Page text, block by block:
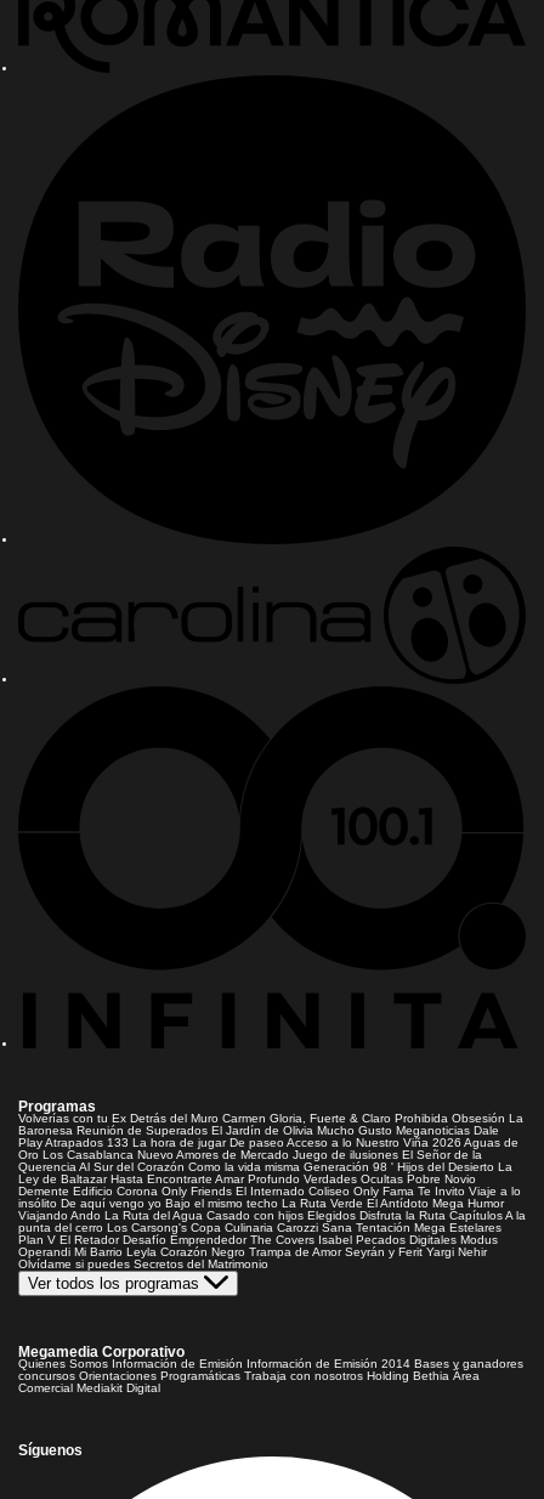
Programas
Volverías con tu Ex Detrás del Muro Carmen Gloria, Fuerte & Claro Prohibida Obsesión La
Baronesa Reunión de Superados El Jardín de Olivia Mucho Gusto Meganoticias Dale
PlayAtrapados 133 La hora de jugar De paseoAcceso a lo Nuestro Viña 2026 Aguas de
Oro Los Casablanca Nuevo Amores de Mercado Juego de ilusiones El Señor de la
Querencia Al Sur del Corazón Como la vida misma Generación 98 ' Hijos del Desierto La
Ley de Baltazar Hasta Encontrarte Amar Profundo Verdades Ocultas Pobre Novio
Demente Edificio Corona Only Friends El Internado Coliseo Only Fama Te Invito Viaje a lo
insólito De aquí vengo yo Bajo el mismo techo La Ruta Verde El Antídoto Mega Humor
Viajando Ando La Ruta del Agua Casado con hijos Elegidos Disfruta la Ruta CapítulosA la
punta del cerro Los Carsong's Copa Culinaria Carozzi Sana Tentación Mega Estelares
Plan V El Retador Desafío Emprendedor The Covers Isabel Pecados Digitales Modus
Operandi Mi Barrio Leyla Corazón Negro Trampa de Amor Seyrán y Ferit Yargi Nehir
Olvídame si puedes Secretos del Matrimonio
Ver todos los programas
Megamedia Corporativo
Quienes Somos Información de Emisión Información de Emisión 2014 Bases y ganadores
concursos Orientaciones Programáticas Trabaja con nosotros Holding Bethia Área
Comercial Mediakit Digital
Síguenos